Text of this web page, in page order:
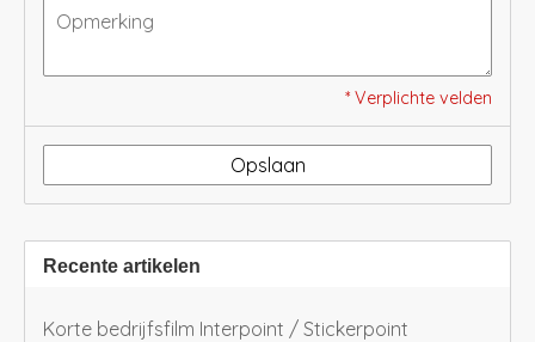
* Verplichte velden
Opslaan
Recente artikelen
Korte bedrijfsfilm Interpoint / Stickerpoint